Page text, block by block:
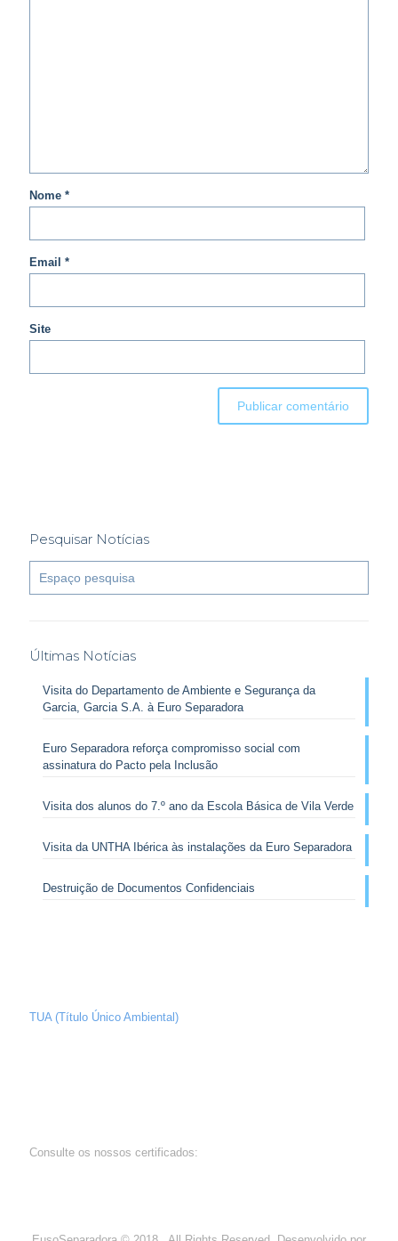
Nome *
Email *
Site
Pesquisar Notícias
Últimas Notícias
Visita do Departamento de Ambiente e Segurança da
Garcia, Garcia S.A. à Euro Separadora
Euro Separadora reforça compromisso social com
assinatura do Pacto pela Inclusão
Visita dos alunos do 7.º ano da Escola Básica de Vila Verde
Visita da UNTHA Ibérica às instalações da Euro Separadora
Destruição de Documentos Confidenciais
TUA (Título Único Ambiental)
Consulte os nossos certificados: